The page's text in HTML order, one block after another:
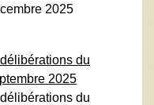
2025
du
2025
du